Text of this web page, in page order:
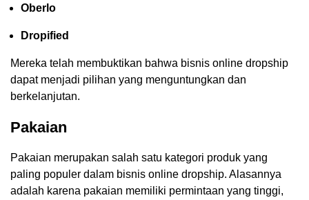
Oberlo
Dropified
Mereka telah membuktikan bahwa bisnis online dropship
dapat menjadi pilihan yang menguntungkan dan
berkelanjutan.
Pakaian
Pakaian merupakan salah satu kategori produk yang
paling populer dalam bisnis online dropship. Alasannya
adalah karena pakaian memiliki permintaan yang tinggi,